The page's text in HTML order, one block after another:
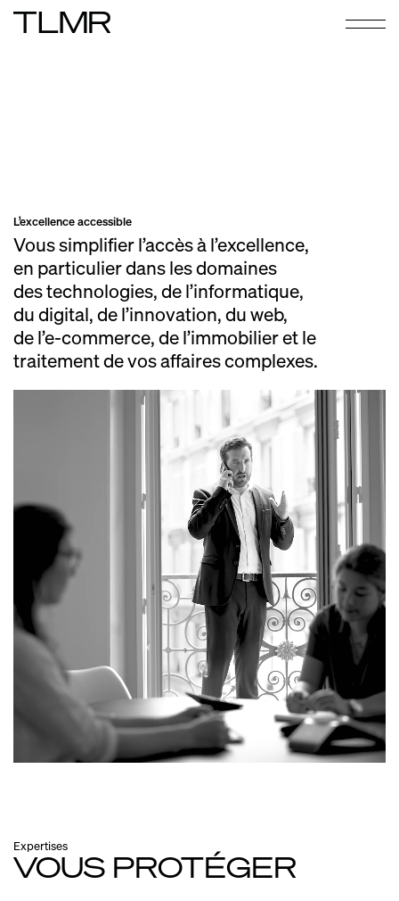
L’excellence accessible
Vous simplifier l’accès à l’excellence,
en particulier dans les domaines
des technologies, de l’informatique,
du digital, de l’innovation, du web,
de l’e‑commerce, de l’immobilier et le
traitement de vos affaires complexes.
Expertises
VOUS PROTÉGER